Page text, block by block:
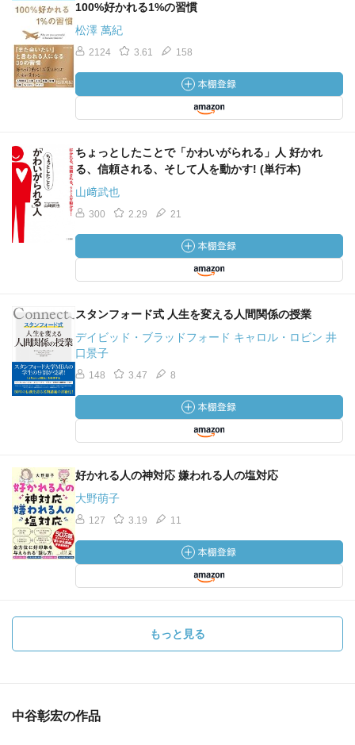
100%好かれる1%の習慣
松澤 萬紀
2124 3.61 158
ちょっとしたことで「かわいがられる」人 好かれ
る、信頼される、そして人を動かす! (単行本)
山﨑武也
300 2.29 21
スタンフォード式 人生を変える人間関係の授業
デイビッド・ブラッドフォード キャロル・ロビン 井
口景子
148 3.47 8
好かれる人の神対応 嫌われる人の塩対応
大野萌子
127 3.19 11
もっと見る
中谷彰宏の作品